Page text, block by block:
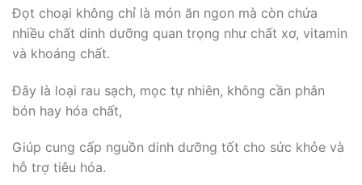
Đọt choại không chỉ là món ăn ngon mà còn chứa
nhiều chất dinh dưỡng quan trọng như chất xơ, vitamin
và khoáng chất.
Đây là loại rau sạch, mọc tự nhiên, không cần phân
bón hay hóa chất,
Giúp cung cấp nguồn dinh dưỡng tốt cho sức khỏe và
hỗ trợ tiêu hóa.